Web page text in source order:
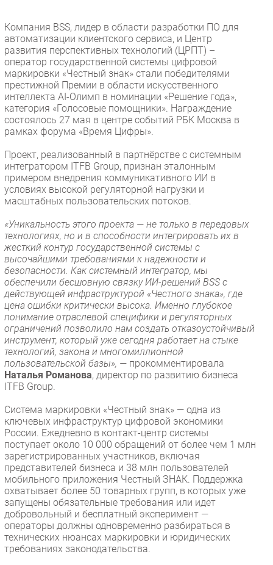
Аналитика
Интервью
Мероприятия
Проекты
IT класс
Тестовый стенд
Каталог компаний
Компания BSS, лидер в области разработки ПО для
автоматизации клиентского сервиса, и Центр
развития перспективных технологий (ЦРПТ) –
оператор государственной системы цифровой
маркировки «Честный знак» стали победителями
престижной Премии в области искусственного
интеллекта AI-Олимп в номинации «Решение года»,
категория «Голосовые помощники». Награждение
состоялось 27 мая в центре событий РБК Москва в
рамках форума «Время Цифры».
Проект, реализованный в партнёрстве с системным
интегратором ITFB Group, признан эталонным
примером внедрения коммуникативного ИИ в
условиях высокой регуляторной нагрузки и
масштабных пользовательских потоков.
«Уникальность этого проекта — не только в передовых
технологиях, но и в способности интегрировать их в
жесткий контур государственной системы с
высочайшими требованиями к надежности и
безопасности. Как системный интегратор, мы
обеспечили бесшовную связку ИИ-решений BSS с
действующей инфраструктурой «Честного знака», где
цена ошибки критически высока. Именно глубокое
понимание отраслевой специфики и регуляторных
ограничений позволило нам создать отказоустойчивый
инструмент, который уже сегодня работает на стыке
технологий, закона и многомиллионной
пользовательской базы», — прокомментировала
Наталья Романова, директор по развитию бизнеса
ITFB Group.
Система маркировки «Честный знак» — одна из
ключевых инфраструктур цифровой экономики
России. Ежедневно в контакт-центр системы
поступает около 10 000 обращений от более чем 1 млн
зарегистрированных участников, включая
представителей бизнеса и 38 млн пользователей
мобильного приложения Честный ЗНАК. Поддержка
охватывает более 50 товарных групп, в которых уже
запущены обязательные требования или идет
добровольный и бесплатный эксперимент —
операторы должны одновременно разбираться в
технических нюансах маркировки и юридических
требованиях законодательства.